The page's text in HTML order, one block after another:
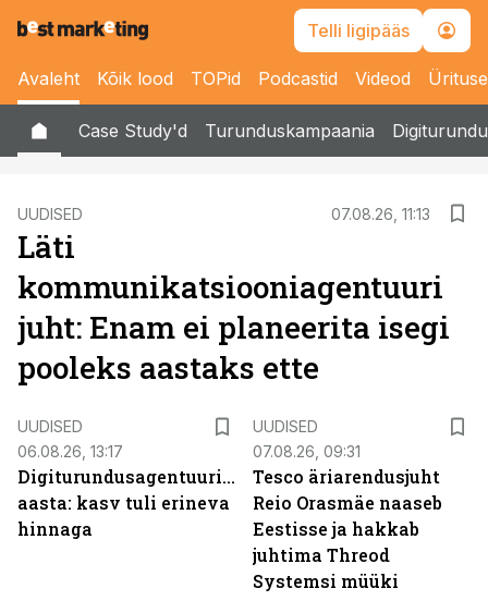
Telli ligipääs
Avaleht Kõik lood TOPid Podcastid Videod
Case Study'd Turunduskampaania
UUDISED 07.08.26, 11:13
Läti
kommunikatsiooniagentuuri
juht: Enam ei planeerita isegi
pooleks aastaks ette
UUDISED
06.08.26, 13:17
Digiturundusagentuuride
aasta: kasv tuli erineva
hinnaga
UUDISED
07.08.26, 09:31
Tesco äriarendusjuht
Reio Orasmäe naaseb
Eestisse ja hakkab
juhtima Threod
Systemsi müüki